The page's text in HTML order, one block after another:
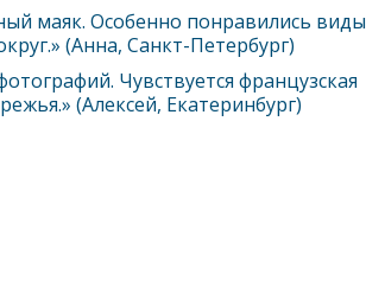
маяк. Особенно понравились виды
(Анна, Санкт-Петербург)
Чувствуется французская
(Алексей, Екатеринбург)